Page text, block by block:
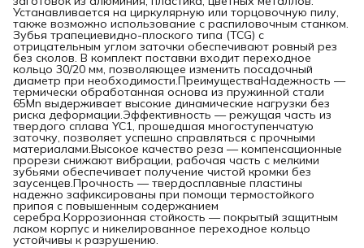
Устанавливается на циркулярную или торцовочную пилу,
также возможно использование с распиловочным станком.
Зубья трапециевидно-плоского типа (TCG) с
отрицательным углом заточки обеспечивают ровный рез
без сколов. В комплект поставки входит переходное
кольцо 30/20 мм, позволяющее изменить посадочный
диаметр при необходимости.ПреимуществаНадежность —
термически обработанная основа из пружинной стали
65Mn выдерживает высокие динамические нагрузки без
риска деформации.Эффективность — режущая часть из
твердого сплава YC1, прошедшая многоступенчатую
заточку, позволяет успешно справляться с прочными
материалами.Высокое качество реза — компенсационные
прорези снижают вибрации, рабочая часть с мелкими
зубьями обеспечивает получение чистой кромки без
заусенцев.Прочность — твердосплавные пластины
надежно зафиксированы при помощи термостойкого
припоя с повышенным содержанием
серебра.Коррозионная стойкость — покрытый защитным
лаком корпус и никелированное переходное кольцо
устойчивы к разрушению.